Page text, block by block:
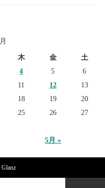
木 金 土
5月 »
4 5
6
11 12
13
18 19
20
25 26
27